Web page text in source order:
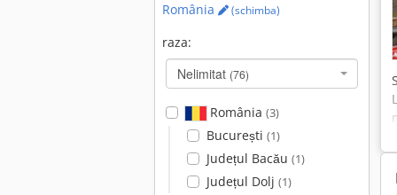
România
(schimba)
raza:
Nelimitat (76)
România (3)
București (1)
Județul Bacău (1)
Județul Dolj (1)